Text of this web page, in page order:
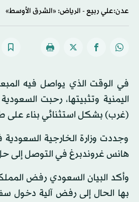
عدن:علي ربيع - الرياض: «الشرق الأوسط»
في الوقت الذي يواصل فيه
اليمنية وتثبيتها، رحبت
(غرب) بشكل استثنائي بناء على
وجددت وزارة الخارجية
هانس غروندبرغ في التوصل إلى
وأكد البيان السعودي رفض